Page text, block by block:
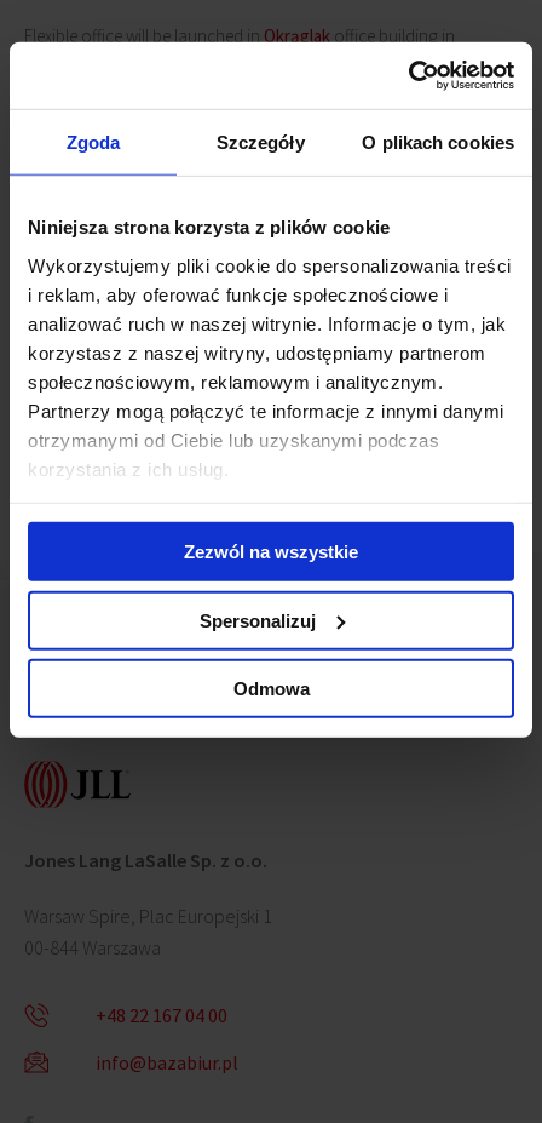
Zgoda Szczegóły O plikach cookies
Niniejsza strona korzysta z plików cookie
Wykorzystujemy pliki cookie do spersonalizowania treści
i reklam, aby oferować funkcje społecznościowe i
analizować ruch w naszej witrynie. Informacje o tym, jak
korzystasz z naszej witryny, udostępniamy partnerom
społecznościowym, reklamowym i analitycznym.
Partnerzy mogą połączyć te informacje z innymi danymi
otrzymanymi od Ciebie lub uzyskanymi podczas
korzystania z ich usług.
Zezwól na wszystkie
Spersonalizuj
Odmowa
Flexible office will be launched inOkrąglakoffice building in
Poznań. A total of 1,500 sqm on two floors will be available to
future tenants. It will be possible to start the lease from September
Okrąglakoffice building is located in the very centre of Poznań and
building also has retail and service premises.Okrąglak
the neighbouringKwadraciakoffice building are under the care of
the conservator of monuments.
Connected news
Poznań: new tenant in Okrąglak(12 January 2012)
Contact us
Jones Lang LaSalle Sp. z o.o.
Warsaw Spire, Plac Europejski 1
00-844 Warszawa
+48 22 167 04 00
info@bazabiur.pl